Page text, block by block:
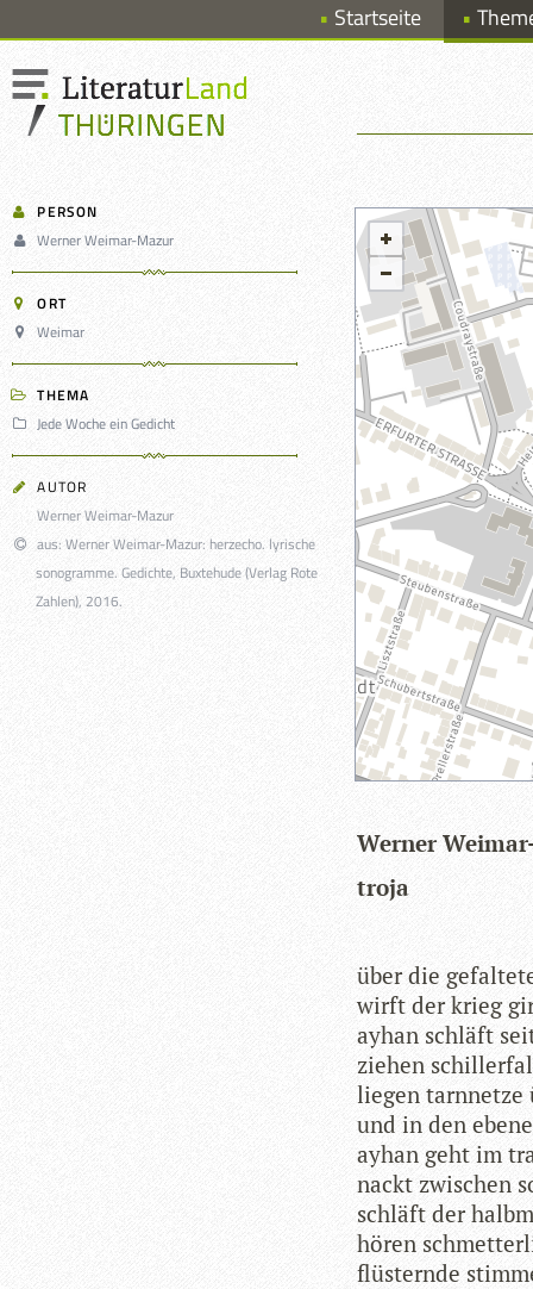
Startseite
PERSON
Werner Weimar-Mazur
ORT
Weimar
THEMA
Jede Woche ein Gedicht
AUTOR
Werner Weimar-Mazur
aus: Werner Weimar-Mazur: herzecho. lyrische
sonogramme. Gedichte, Buxtehude (Verlag Rote
Zahlen), 2016.
Wer­ner
troja
über die
wirft der krieg
ayhan schläft
zie­hen
lie­gen tarn­netze
und in den
ayhan geht im
nackt zwi­schen
schläft der
hören
flüs­ternde